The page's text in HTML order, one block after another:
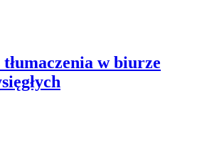
w biurze